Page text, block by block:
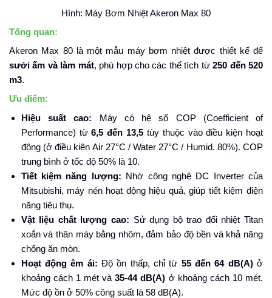
Hình: Máy Bơm Nhiệt Akeron Max 80
Tổng quan:
Akeron Max 80 là một mẫu máy bơm nhiệt được thiết kế để
sưởi ấm và làm mát, phù hợp cho các thể tích từ250 đến 520
m3.
Ưu điểm:
Hiệu suất cao: Máy có hệ số COP (Coefficient of
Performance) từ6,5 đến 13,5 tùy thuộc vào điều kiện hoạt
động (ở điều kiện Air 27°C / Water 27°C / Humid. 80%). COP
trung bình ở tốc độ 50% là 10.
Tiết kiệm năng lượng: Nhờ công nghệ DC Inverter của
Mitsubishi, máy nén hoạt động hiệu quả, giúp tiết kiệm điện
năng tiêu thụ.
Vật liệu chất lượng cao: Sử dụng bộ trao đổi nhiệt Titan
xoắn và thân máy bằng nhôm, đảm bảo độ bền và khả năng
chống ăn mòn.
Hoạt động êm ái: Độ ồn thấp, chỉ từ 55 đến 64 dB(A)ở
khoảng cách 1 mét và35-44 dB(A) ở khoảng cách 10 mét.
Mức độ ồn ở 50% công suất là 58 dB(A).